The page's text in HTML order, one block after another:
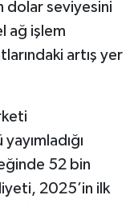
dolar seviyesini
ağ işlem
artış yer
52 bin
2025’in ilk